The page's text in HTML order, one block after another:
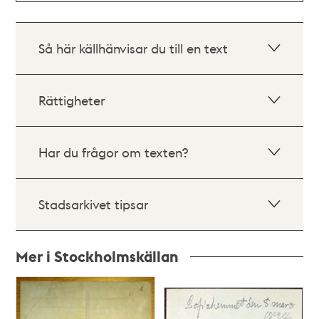
Så här källhänvisar du till en text
Rättigheter
Har du frågor om texten?
Stadsarkivet tipsar
Mer i Stockholmskällan
Relaterade
poster